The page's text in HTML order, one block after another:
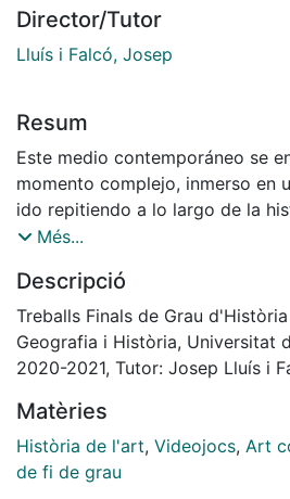
Director/Tutor
Lluís i Falcó, Josep
Resum
Este medio contemporáneo se
momento complejo, inmerso en
ido repitiendo a lo largo de la
vez que un nuevo formato ha
como disciplina artística, pero
identificación cultural, antes
juicio y las suspicacias de la
conservadora. Para ello, se debe
estancado en una simple
entre las artes ya legitimadas.
Mi objetivo con este texto
Més...
Descripció
Treballs Finals de Grau
Geografia i Història, Universitat
2020-2021, Tutor: Josep Lluís i
Matèries
Història de l'art, Videojocs, Art
de fi de grau